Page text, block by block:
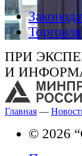
Торговля
ПРИ
И
Главная —
© 2026